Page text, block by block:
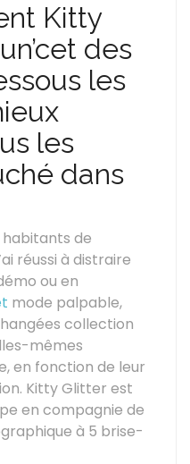
Kitty
des
les
les
dans
habitants de
réussi à distraire
ou en
mode palpable,
collection
mêmes
en fonction de leur
Kitty Glitter est
en compagnie de
à 5 brise-